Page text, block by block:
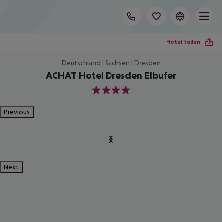
Hotel teilen
Deutschland | Sachsen | Dresden
ACHAT Hotel Dresden Elbufer
4
Previous
Next